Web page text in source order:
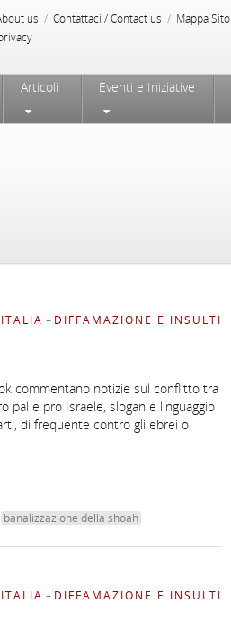
us / Contattaci / Contact us / Mappa Sito
Articoli Eventi e Iniziative
– DIFFAMAZIONE E INSULTI
commentano notizie sul conflitto tra
pal e pro Israele, slogan e linguaggio
di frequente contro gli ebrei o
banalizzazione della shoah
– DIFFAMAZIONE E INSULTI